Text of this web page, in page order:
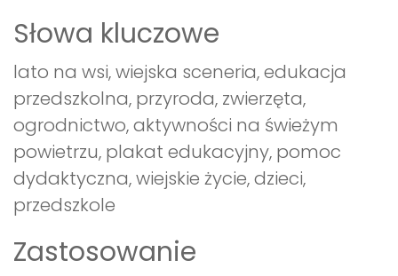
Słowa kluczowe
lato na wsi, wiejska sceneria, edukacja
przedszkolna, przyroda, zwierzęta,
ogrodnictwo, aktywności na świeżym
powietrzu, plakat edukacyjny, pomoc
dydaktyczna, wiejskie życie, dzieci,
przedszkole
Zastosowanie